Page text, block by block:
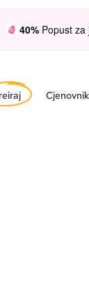
40% Popust
Cjenovnik